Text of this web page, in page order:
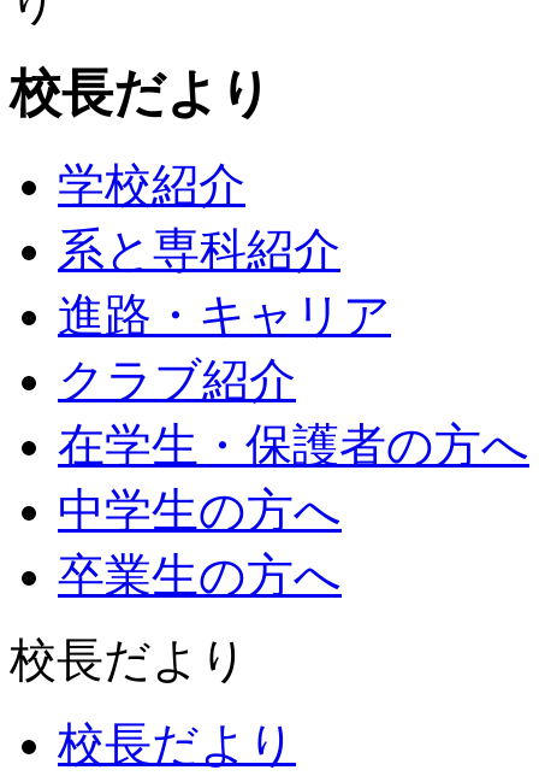
校長だより
学校紹介
系と専科紹介
進路・キャリア
クラブ紹介
在学生・保護者の方へ
中学生の方へ
卒業生の方へ
校長だより
校長だより